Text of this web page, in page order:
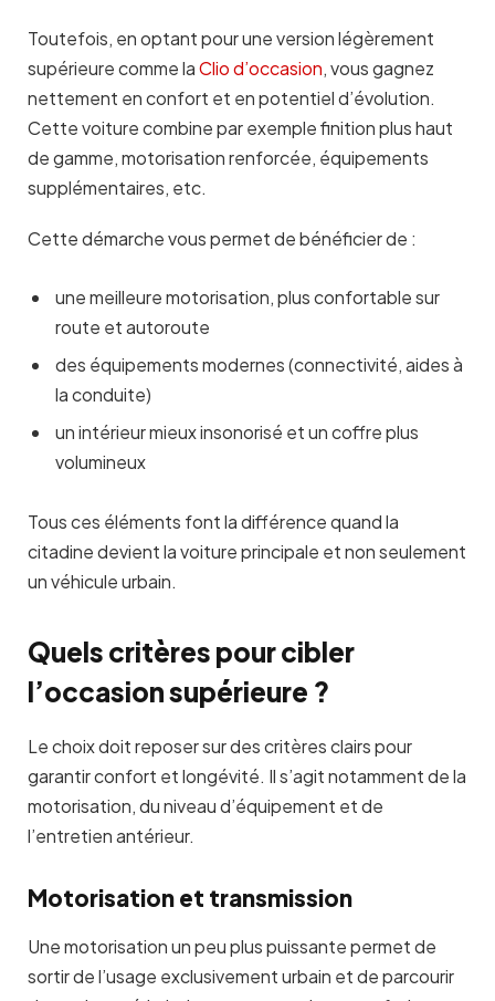
Toutefois, en optant pour une version légèrement
supérieure comme laClio d’occasion, vous gagnez
nettement en confort et en potentiel d’évolution.
Cette voiture combine par exemple finition plus haut
de gamme, motorisation renforcée, équipements
supplémentaires, etc.
Cette démarche vous permet de bénéficier de :
une meilleure motorisation, plus confortable sur
route et autoroute
des équipements modernes (connectivité, aides à
la conduite)
un intérieur mieux insonorisé et un coffre plus
volumineux
Tous ces éléments font la différence quand la
citadine devient la voiture principale et non seulement
un véhicule urbain.
Quels critères pour cibler
l’occasion supérieure ?
Le choix doit reposer sur des critères clairs pour
garantir confort et longévité. Il s’agit notamment de la
motorisation, du niveau d’équipement et de
l’entretien antérieur.
Motorisation et transmission
Une motorisation un peu plus puissante permet de
sortir de l’usage exclusivement urbain et de parcourir